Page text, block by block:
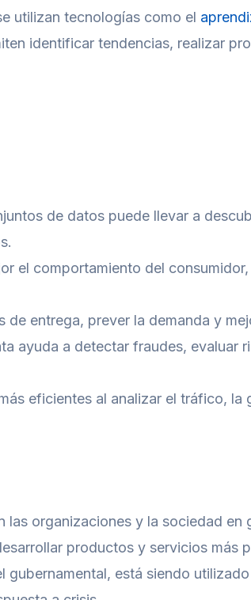
utilizan tecnologías como el
identificar tendencias, realizar
de datos puede llevar a
el comportamiento del
de entrega, prever la demanda y
ayuda a detectar fraudes, evaluar
eficientes al analizar el tráfico, la
organizaciones y la sociedad en
productos y servicios más
está siendo